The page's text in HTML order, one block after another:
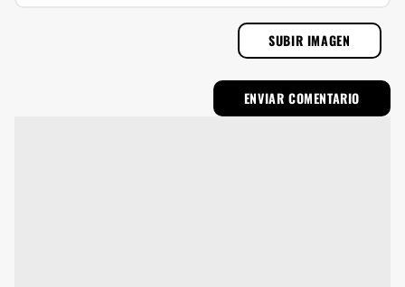
SUBIR IMAGEN